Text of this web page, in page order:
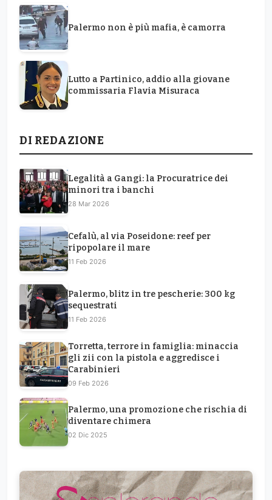
Palermo non è più mafia, è camorra
Lutto a Partinico, addio alla giovane
commissaria Flavia Misuraca
DI REDAZIONE
Legalità a Gangi: la Procuratrice dei
minori tra i banchi
28 Mar 2026
Cefalù, al via Poseidone: reef per
ripopolare il mare
11 Feb 2026
Palermo, blitz in tre pescherie: 300 kg
sequestrati
11 Feb 2026
Torretta, terrore in famiglia: minaccia
gli zii con la pistola e aggredisce i
Carabinieri
09 Feb 2026
Palermo, una promozione che rischia di
diventare chimera
02 Dic 2025